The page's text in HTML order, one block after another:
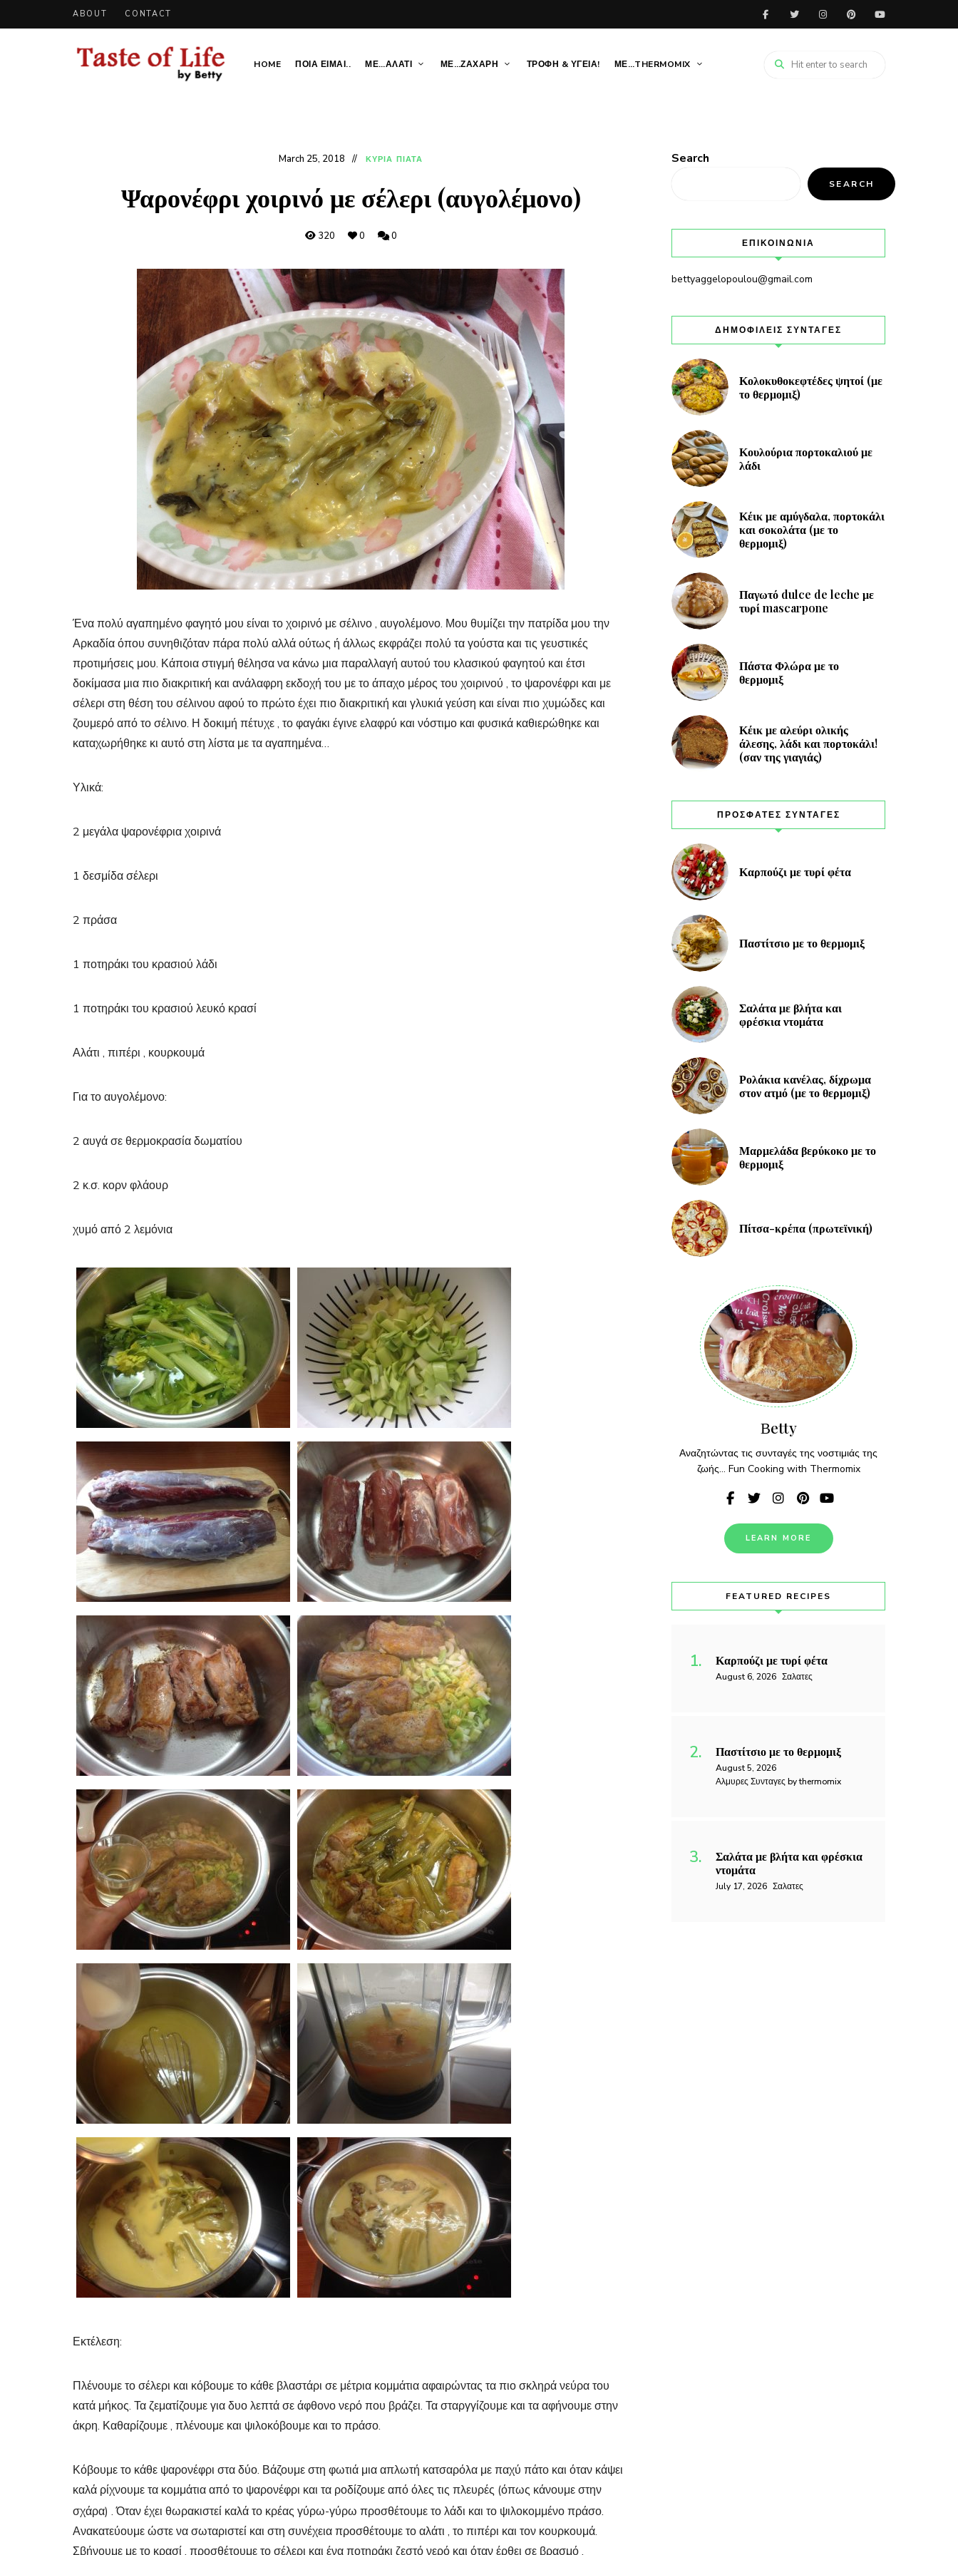
ABOUT CONTACT
HOME ΠΟΙΑ ΕΙΜΑΙ.. ΜΕ…ΑΛΑΤΙ ΜΕ…ΖΑΧΑΡΗ ΤΡΟΦΗ & ΥΓΕΙΑ! ΜΕ…THERMOMIX
March 25, 2018 ΚΥΡΙΑ ΠΙΑΤΑ
Ψαρονέφρι χοιρινό με σέλερι (αυγολέμονο)
320 0 0
Ένα πολύ αγαπημένο φαγητό μου είναι το χοιρινό με σέλινο , αυγολέμονο. Μου θυμίζει την πατρίδα μου την
Αρκαδία όπου συνηθιζόταν πάρα πολύ αλλά ούτως ή άλλως εκφράζει πολύ τα γούστα και τις γευστικές
προτιμήσεις μου. Κάποια στιγμή θέλησα να κάνω μια παραλλαγή αυτού του κλασικού φαγητού και έτσι
δοκίμασα μια πιο διακριτική και ανάλαφρη εκδοχή του με το άπαχο μέρος του χοιρινού , το ψαρονέφρι και με
σέλερι στη θέση του σέλινου αφού το πρώτο έχει πιο διακριτική και γλυκιά γεύση και είναι πιο χυμώδες και
ζουμερό από το σέλινο. Η δοκιμή πέτυχε , το φαγάκι έγινε ελαφρύ και νόστιμο και φυσικά καθιερώθηκε και
καταχωρήθηκε κι αυτό στη λίστα με τα αγαπημένα…
Υλικά:
2 μεγάλα ψαρονέφρια χοιρινά
1 δεσμίδα σέλερι
2 πράσα
1 ποτηράκι του κρασιού λάδι
1 ποτηράκι του κρασιού λευκό κρασί
Αλάτι , πιπέρι , κουρκουμά
Για το αυγολέμονο:
2 αυγά σε θερμοκρασία δωματίου
2 κ.σ. κορν φλάουρ
χυμό από 2 λεμόνια
Εκτέλεση:
Πλένουμε το σέλερι και κόβουμε το κάθε βλαστάρι σε μέτρια κομμάτια αφαιρώντας τα πιο σκληρά νεύρα του
κατά μήκος. Τα ζεματίζουμε για δυο λεπτά σε άφθονο νερό που βράζει. Τα σταργγίζουμε και τα αφήνουμε στην
άκρη. Καθαρίζουμε , πλένουμε και ψιλοκόβουμε και το πράσο.
Κόβουμε το κάθε ψαρονέφρι στα δύο. Βάζουμε στη φωτιά μια απλωτή κατσαρόλα με παχύ πάτο και όταν κάψει
καλά ρίχνουμε τα κομμάτια από το ψαρονέφρι και τα ροδίζουμε από όλες τις πλευρές (όπως κάνουμε στην
σχάρα) . Όταν έχει θωρακιστεί καλά το κρέας γύρω-γύρω προσθέτουμε το λάδι και το ψιλοκομμένο πράσο.
Ανακατεύουμε ώστε να σωταριστεί και στη συνέχεια προσθέτουμε το αλάτι , το πιπέρι και τον κουρκουμά.
Σβήνουμε με το κρασί , προσθέτουμε το σέλερι και ένα ποτηράκι ζεστό νερό και όταν έρθει σε βρασμό ,
Search
SEARCH
ΕΠΙΚΟΙΝΩΝΙΑ
bettyaggelopoulou@gmail.com
ΔΗΜΟΦΙΛΕΙΣ ΣΥΝΤΑΓΕΣ
Κολοκυθοκεφτέδες ψητοί (με
το θερμομιξ)
Κουλούρια πορτοκαλιού με
λάδι
Κέικ με αμύγδαλα, πορτοκάλι
και σοκολάτα (με το
θερμομιξ)
Παγωτό dulce de leche με
τυρί mascarpone
Πάστα Φλώρα με το
θερμομιξ
Κέικ με αλεύρι ολικής
άλεσης, λάδι και πορτοκάλι!
(σαν της γιαγιάς)
ΠΡΟΣΦΑΤΕΣ ΣΥΝΤΑΓΕΣ
Καρπούζι με τυρί φέτα
Παστίτσιο με το θερμομιξ
Σαλάτα με βλήτα και
φρέσκια ντομάτα
Ρολάκια κανέλας, δίχρωμα
στον ατμό (με το θερμομιξ)
Μαρμελάδα βερύκοκο με το
θερμομιξ
Πίτσα-κρέπα (πρωτεϊνική)
Βetty
Αναζητώντας τις συνταγές της νοστιμιάς της
ζωής... Fun Cooking with Thermomix
LEARN MORE
FEATURED RECIPES
Καρπούζι με τυρί φέτα
August 6, 2026 Σαλατες
Παστίτσιο με το θερμομιξ
August 5, 2026
Αλμυρες Συνταγες by thermomix
Σαλάτα με βλήτα και φρέσκια
ντομάτα
July 17, 2026 Σαλατες